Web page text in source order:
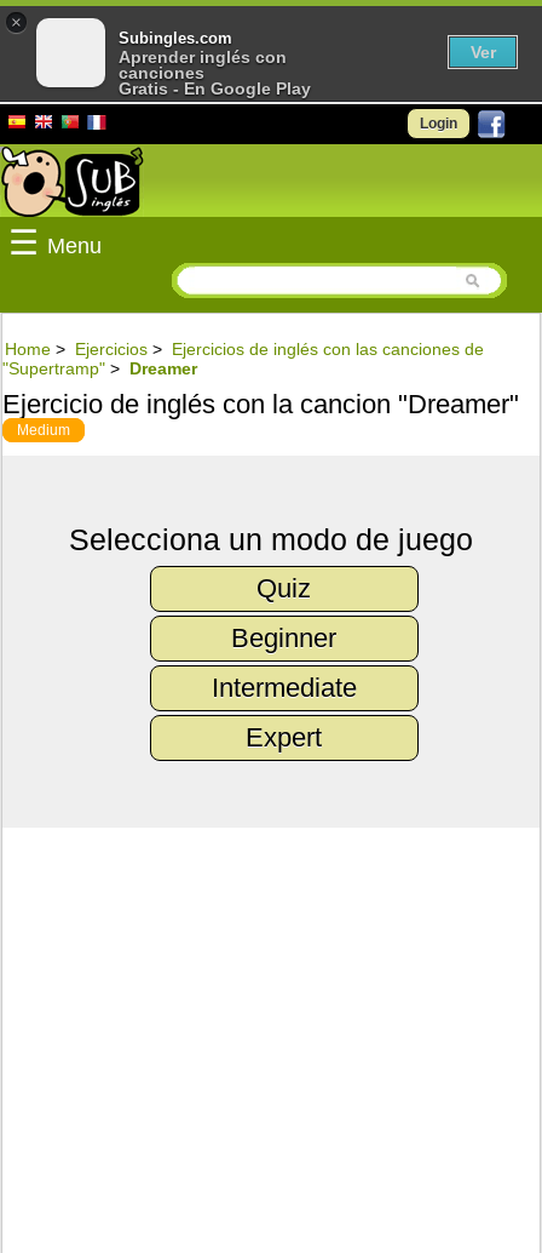
Login
☰ Menu
Home > Ejercicios > Ejercicios de inglés con las canciones de
"Supertramp" > Dreamer
Ejercicio de inglés con la cancion "Dreamer"
Medium
Selecciona un modo de juego
Quiz
Beginner
Intermediate
Expert
×
Subingles.com
Aprender inglés con
canciones
Gratis - En Google Play
Ver